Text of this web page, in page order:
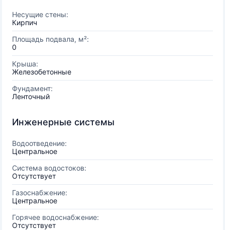
Несущие стены:
Кирпич
Площадь подвала, м²:
0
Крыша:
Железобетонные
Фундамент:
Ленточный
Инженерные системы
Водоотведение:
Центральное
Система водостоков:
Отсутствует
Газоснабжение:
Центральное
Горячее водоснабжение:
Отсутствует